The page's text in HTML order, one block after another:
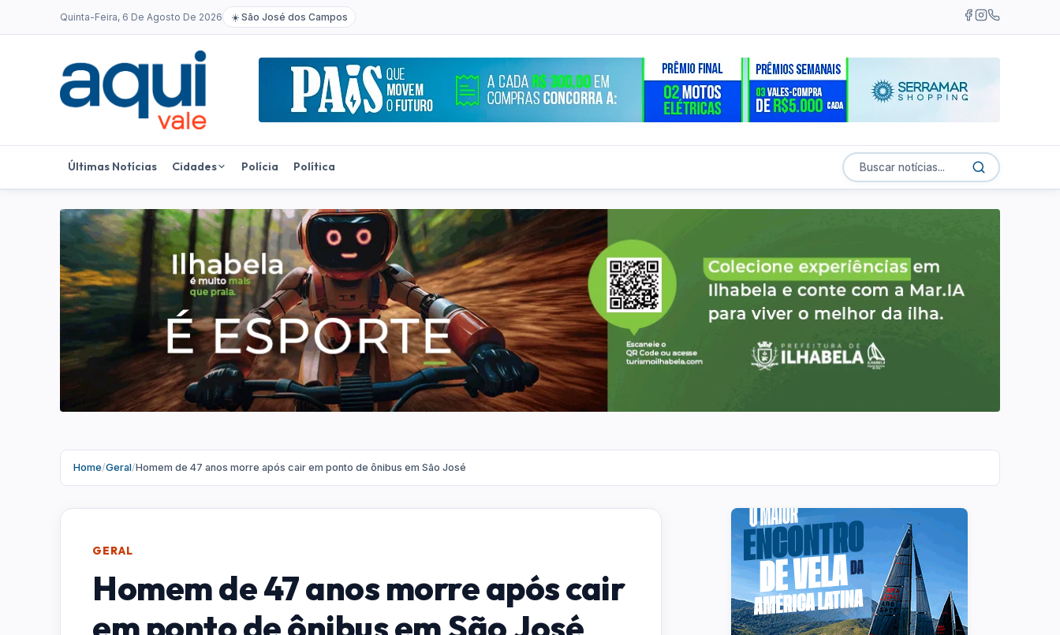
Quinta-Feira, 6 De Agosto De 2026 ☀️ São José dos Campos
Últimas Notícias Cidades Polícia Política
Home/Geral/Homem de 47 anos morre após cair em ponto de ônibus em São José
GERAL
Homem de 47 anos morre após cair